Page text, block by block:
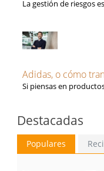
La gestión de riesgos
Adidas, o cómo
Si piensas en
Destacadas
Populares